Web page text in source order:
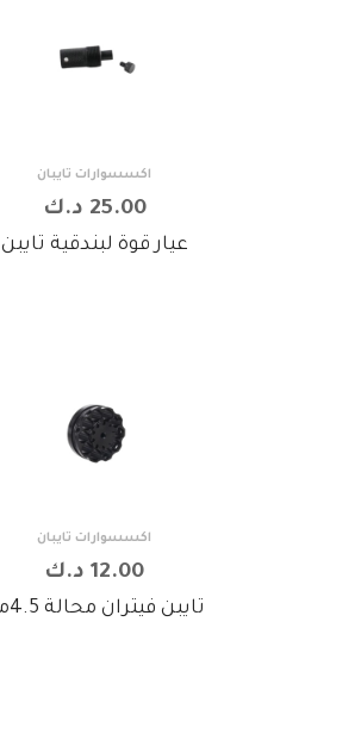
اكسسوارات تايبان
25.00 د.ك
عيار قوة لبندقية تايبن
اكسسوارات تايبان
12.00 د.ك
تايبن فيتران محالة 4.5مم